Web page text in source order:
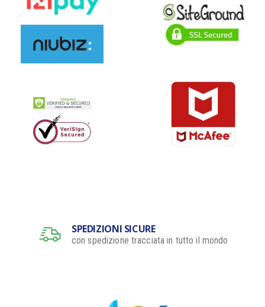
SPEDIZIONI SICURE
con spedizione tracciata in tutto il mondo